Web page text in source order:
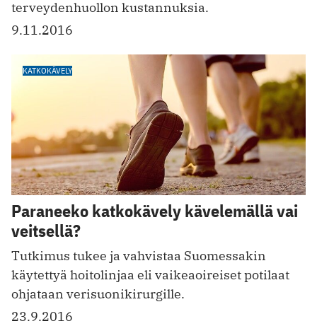
terveydenhuollon kustannuksia.
9.11.2016
KATKOKÄVELY
Paraneeko katkokävely kävelemällä vai
veitsellä?
Tutkimus tukee ja vahvistaa Suomessakin
käytettyä hoitolinjaa eli vaikeaoireiset potilaat
ohjataan verisuonikirurgille.
23.9.2016